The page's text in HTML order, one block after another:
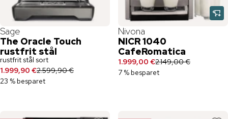
Sage
The Oracle Touch
rustfrit stål
rustfrit stål sort
1.999,90 €2.599,90 €
23 % besparet
Nivona
NICR 1040
CafeRomatica
1.999,00 €2.149,00 €
7 % besparet